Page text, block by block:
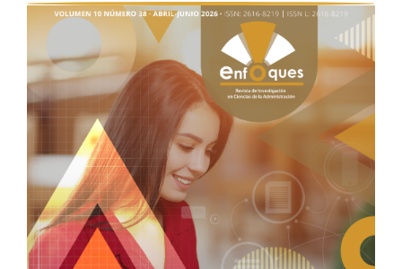
Barra
lateral
del
artículo